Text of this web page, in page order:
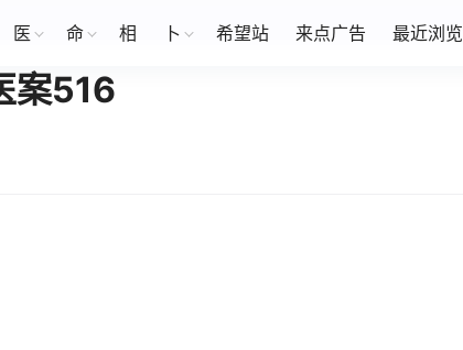
医 命 相 卜 希望站 来点广告 最近浏
案516